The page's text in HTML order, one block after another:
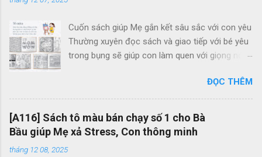
Cuốn sách giúp Mẹ gắn kết sâu sắc với con yêu
Thường xuyên đọc sách và giao tiếp với bé yêu
trong bụng sẽ giúp con làm quen với giọng nói
Thông qua những trang sách, Mẹ cũng có thể
giúp con cảm nhận và khám phá thế giới bao la,
tươi đẹp bên ngoài. Mẹ Bầu Zui và Hành Trình
Mang Thai chính là 2 cuốn sách giúp Mẹ tận
hưởng những giây phút thư giãn, hạnh phúc bên
ĐỌC THÊM
[A116] Sách tô màu bán chạy số 1 cho Bà
Bầu giúp Mẹ xả Stress, Con thông minh
tháng 12 08, 2025